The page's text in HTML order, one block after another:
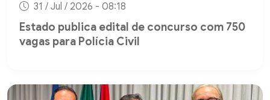
31 / Jul / 2026 - 08:18
Estado publica edital de concurso com 750
vagas para Polícia Civil